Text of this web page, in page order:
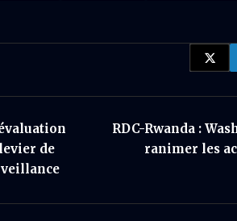
de
RDC-Rwanda :
ranimer les